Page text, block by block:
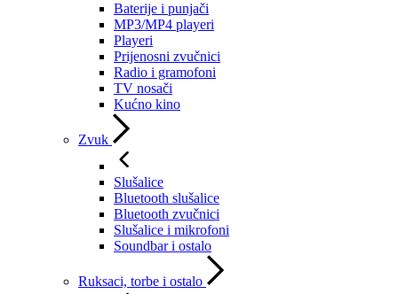
Baterije i punjači
MP3/MP4 playeri
Playeri
Prijenosni zvučnici
Radio i gramofoni
TV nosači
Kućno kino
Zvuk
Slušalice
Bluetooth slušalice
Bluetooth zvučnici
Slušalice i mikrofoni
Soundbar i ostalo
Ruksaci, torbe i ostalo